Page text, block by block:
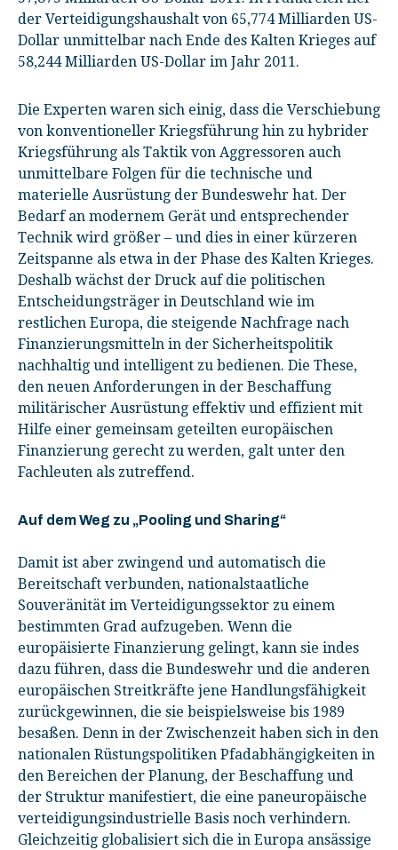
der Verteidigungshaushalt von 65,774 Milliarden US-
Dollar unmittelbar nach Ende des Kalten Krieges auf
58,244 Milliarden US-Dollar im Jahr 2011.
Die Experten waren sich einig, dass die Verschiebung
von konventioneller Kriegsführung hin zu hybrider
Kriegsführung als Taktik von Aggressoren auch
unmittelbare Folgen für die technische und
materielle Ausrüstung der Bundeswehr hat. Der
Bedarf an modernem Gerät und entsprechender
Technik wird größer – und dies in einer kürzeren
Zeitspanne als etwa in der Phase des Kalten Krieges.
Deshalb wächst der Druck auf die politischen
Entscheidungsträger in Deutschland wie im
restlichen Europa, die steigende Nachfrage nach
Finanzierungsmitteln in der Sicherheitspolitik
nachhaltig und intelligent zu bedienen. Die These,
den neuen Anforderungen in der Beschaffung
militärischer Ausrüstung effektiv und effizient mit
Hilfe einer gemeinsam geteilten europäischen
Finanzierung gerecht zu werden, galt unter den
Fachleuten als zutreffend.
Auf dem Weg zu „Pooling und Sharing“
Damit ist aber zwingend und automatisch die
Bereitschaft verbunden, nationalstaatliche
Souveränität im Verteidigungssektor zu einem
bestimmten Grad aufzugeben. Wenn die
europäisierte Finanzierung gelingt, kann sie indes
dazu führen, dass die Bundeswehr und die anderen
europäischen Streitkräfte jene Handlungsfähigkeit
zurückgewinnen, die sie beispielsweise bis 1989
besaßen. Denn in der Zwischenzeit haben sich in den
nationalen Rüstungspolitiken Pfadabhängigkeiten in
den Bereichen der Planung, der Beschaffung und
der Struktur manifestiert, die eine paneuropäische
verteidigungsindustrielle Basis noch verhindern.
Gleichzeitig globalisiert sich die in Europa ansässige